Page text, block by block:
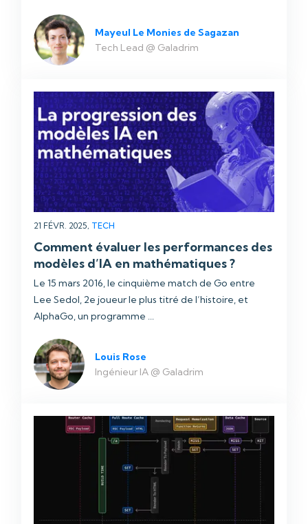
Mayeul Le Monies de Sagazan
Tech Lead @ Galadrim
21 FÉVR. 2025, TECH
Comment évaluer les performances des
modèles d’IA en mathématiques ?
Le 15 mars 2016, le cinquième match de Go entre
Lee Sedol, 2e joueur le plus titré de l’histoire, et
AlphaGo, un programme ...
Louis Rose
Ingénieur IA @ Galadrim